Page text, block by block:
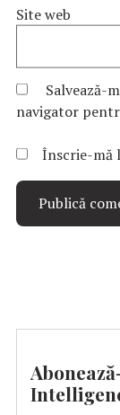
Site web
Salvează-
navigator
Înscrie-mă